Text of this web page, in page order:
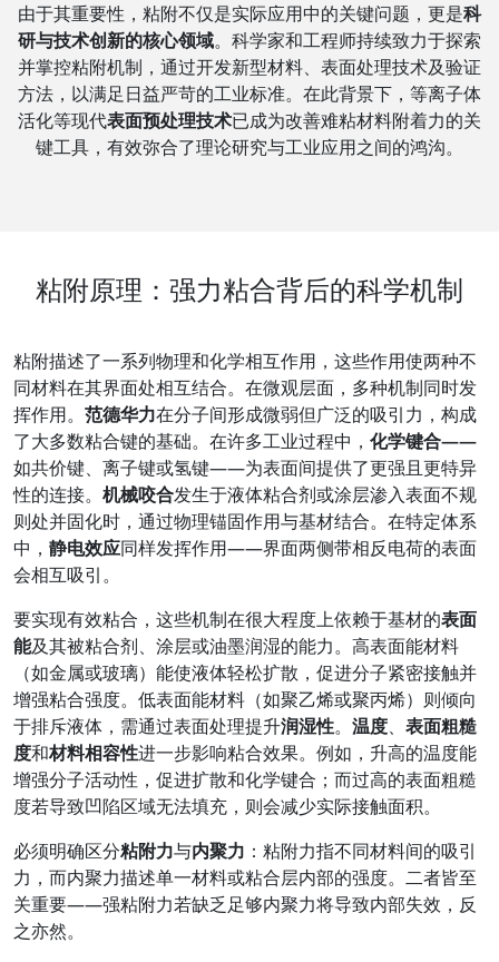
由于其重要性，粘附不仅是实际应用中的关键问题，更是科
研与技术创新的核心领域。科学家和工程师持续致力于探索
并掌控粘附机制，通过开发新型材料、表面处理技术及验证
方法，以满足日益严苛的工业标准。在此背景下，等离子体
活化等现代表面预处理技术已成为改善难粘材料附着力的关
键工具，有效弥合了理论研究与工业应用之间的鸿沟。
粘附原理：强力粘合背后的科学机制
粘附描述了一系列物理和化学相互作用，这些作用使两种不
同材料在其界面处相互结合。在微观层面，多种机制同时发
挥作用。 范德华力在分子间形成微弱但广泛的吸引力，构成
了大多数粘合键的基础。在许多工业过程中， 化学键合——
如共价键、离子键或氢键——为表面间提供了更强且更特异
性的连接。 机械咬合发生于液体粘合剂或涂层渗入表面不规
则处并固化时，通过物理锚固作用与基材结合。在特定体系
中， 静电效应同样发挥作用——界面两侧带相反电荷的表面
会相互吸引。
要实现有效粘合，这些机制在很大程度上依赖于基材的表面
能及其被粘合剂、涂层或油墨润湿的能力。高表面能材料
（如金属或玻璃）能使液体轻松扩散，促进分子紧密接触并
增强粘合强度。低表面能材料（如聚乙烯或聚丙烯）则倾向
于排斥液体，需通过表面处理提升润湿性。 温度、 表面粗糙
度和材料相容性进一步影响粘合效果。例如，升高的温度能
增强分子活动性，促进扩散和化学键合；而过高的表面粗糙
度若导致凹陷区域无法填充，则会减少实际接触面积。
必须明确区分粘附力与内聚力 ：粘附力指不同材料间的吸引
力，而内聚力描述单一材料或粘合层内部的强度。二者皆至
关重要——强粘附力若缺乏足够内聚力将导致内部失效，反
之亦然。